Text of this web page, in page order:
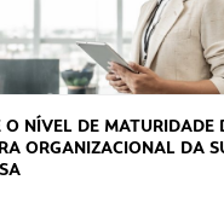
O NÍVEL DE MATURIDADE
ORGANIZACIONAL DA